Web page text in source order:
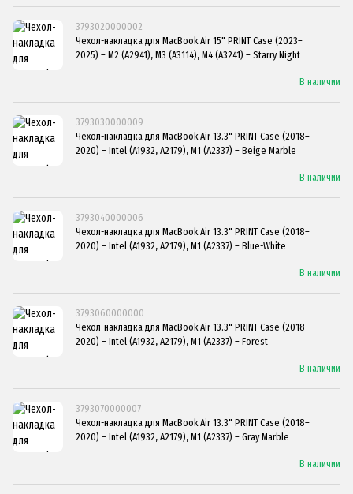
3793020000002
Чехол-накладка для MacBook Air 15" PRINT Case (2023–
2025) – M2 (A2941), M3 (A3114), M4 (A3241) – Starry Night
В наличии
3793030000009
Чехол-накладка для MacBook Air 13.3" PRINT Case (2018–
2020) – Intel (A1932, A2179), M1 (A2337) – Beige Marble
В наличии
3793040000006
Чехол-накладка для MacBook Air 13.3" PRINT Case (2018–
2020) – Intel (A1932, A2179), M1 (A2337) – Blue-White
В наличии
3793060000000
Чехол-накладка для MacBook Air 13.3" PRINT Case (2018–
2020) – Intel (A1932, A2179), M1 (A2337) – Forest
В наличии
3793070000007
Чехол-накладка для MacBook Air 13.3" PRINT Case (2018–
2020) – Intel (A1932, A2179), M1 (A2337) – Gray Marble
В наличии